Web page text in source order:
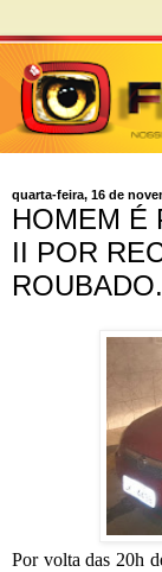
quarta-feira, 16 de
HOMEM É
II POR
ROUBADO.
Por volta das 20h